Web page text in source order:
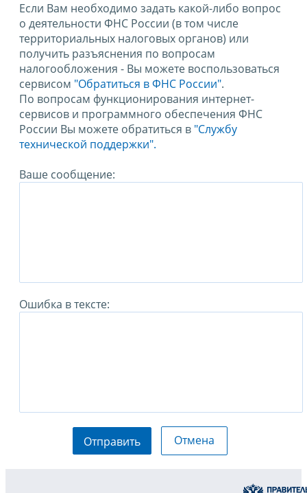
Если Вам необходимо задать какой-либо вопрос
о деятельности ФНС России (в том числе
территориальных налоговых органов) или
получить разъяснения по вопросам
налогообложения - Вы можете воспользоваться
сервисом "Обратиться в ФНС России".
По вопросам функционирования интернет-
сервисов и программного обеспечения ФНС
России Вы можете обратиться в "Службу
технической поддержки".
Ваше сообщение:
Ошибка в тексте:
Отправить Отмена